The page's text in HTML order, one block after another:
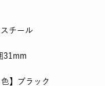
チール
31mm
】ブラック